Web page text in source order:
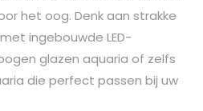
het oog. Denk aan strakke
ingebouwde LED-
glazen aquaria of zelfs
die perfect passen bij uw